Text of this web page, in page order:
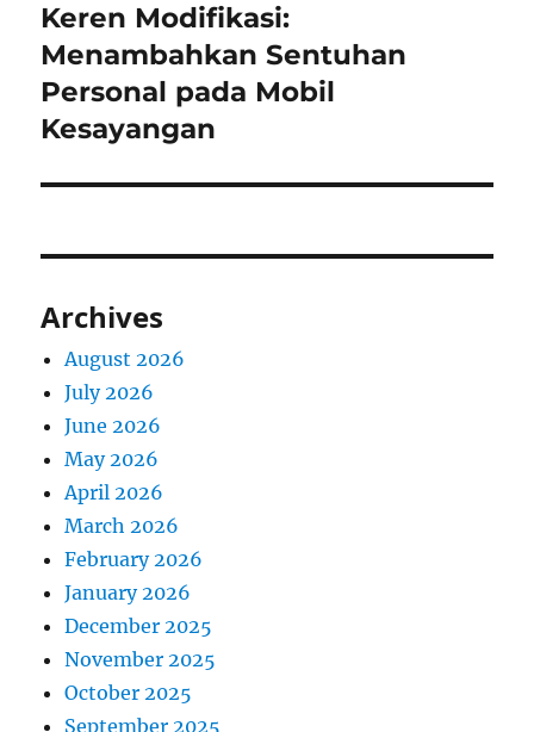
Next
post:
Keren Modifikasi:
Menambahkan Sentuhan
Personal pada Mobil
Kesayangan
Archives
August 2026
July 2026
June 2026
May 2026
April 2026
March 2026
February 2026
January 2026
December 2025
November 2025
October 2025
September 2025